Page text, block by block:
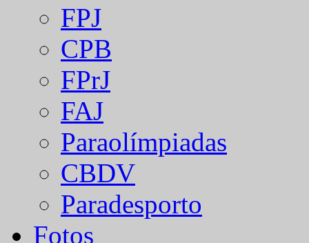
FPJ
CPB
FPrJ
FAJ
Paraolímpiadas
CBDV
Paradesporto
Fotos